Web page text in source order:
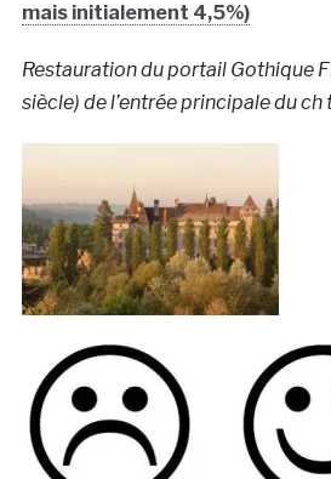
mais initialement 4,5%)
Restauration du portail Gothique
siècle) de l’entrée principale du ch